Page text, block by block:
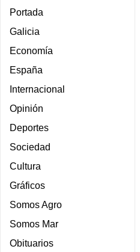
Portada
Galicia
Economía
España
Internacional
Opinión
Deportes
Sociedad
Cultura
Gráficos
Somos Agro
Somos Mar
Obituarios